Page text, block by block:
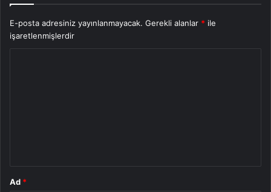
E-posta adresiniz yayınlanmayacak. Gerekli alanlar * ile
işaretlenmişlerdir
Ad *